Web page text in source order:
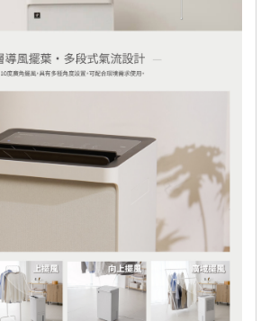
將保留出貨與否的權利。
配送之商品(約配商品)接
日您未通知出貨及受領商
重新下單購買。
經檢測確認無誤後，我們
的退款，處理退款的方
本的付款方式而定：